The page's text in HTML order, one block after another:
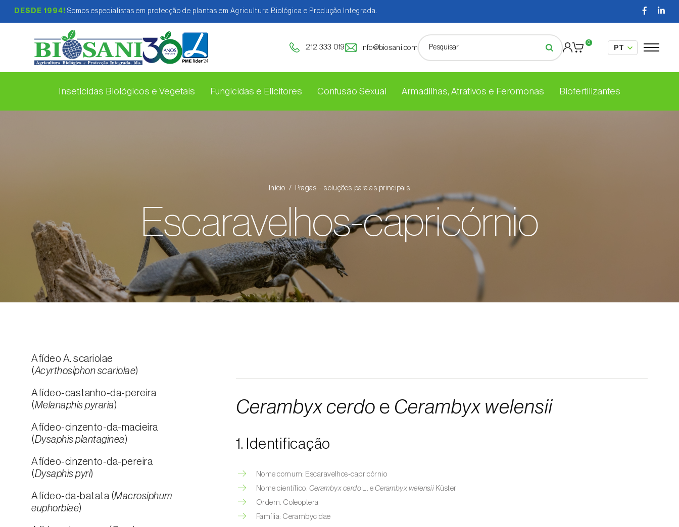
DESDE 1994! Somos especialistas em protecção de plantas em Agricultura Biológica e Produção Integrada.
212 333 019 info@biosani.com
0
Inseticidas Biológicos e Vegetais Fungicidas e Elicitores Confusão Sexual Armadilhas, Atrativos e Feromonas Biofertilizantes
Início Pragas - soluções para as principais
Escaravelhos-capricórnio
Afídeo A. scariolae
(Acyrthosiphon scariolae)
Afídeo-castanho-da-pereira
(Melanaphis pyraria)
Afídeo-cinzento-da-macieira
(Dysaphis plantaginea)
Afídeo-cinzento-da-pereira
(Dysaphis pyri)
Afídeo-da-batata (Macrosiphum
euphorbiae)
Cerambyx cerdo e Cerambyx welensii
1. Identificação
Nome comum: Escaravelhos‑capricórnio
Nome científico: Cerambyx cerdoL. e Cerambyx welensii Küster
Ordem: Coleoptera
Família: Cerambycidae